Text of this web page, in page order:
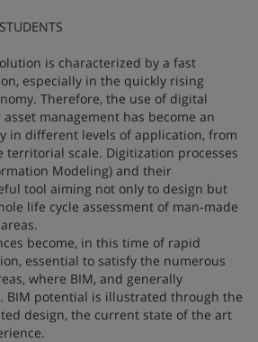
is characterized by a fast
especially in the quickly rising
Therefore, the use of digital
management has become an
in different levels of application, from
territorial scale. Digitization processes
Modeling) and their
tool aiming not only to design but
life cycle assessment of man-made
become, in this time of rapid
essential to satisfy the numerous
where BIM, and generally
BIM potential is illustrated through the
design, the current state of the art